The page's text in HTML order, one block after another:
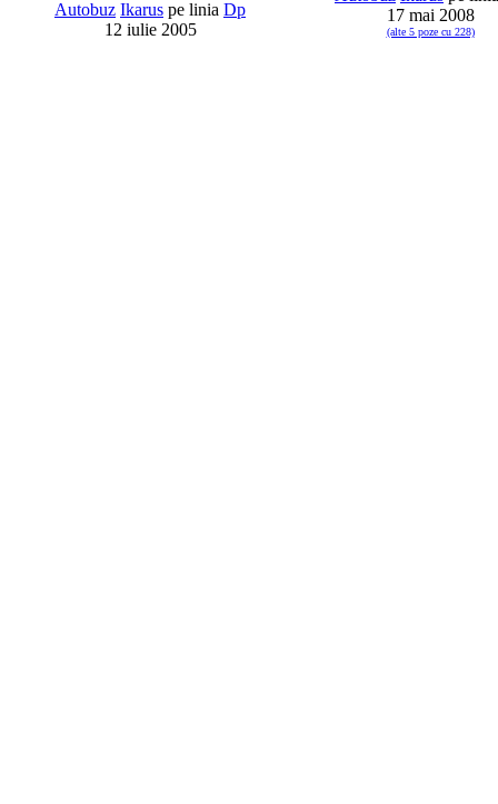
Autobuz Ikarus pe linia Dp
12 iulie 2005
17 mai 2008
(alte 5 poze cu 228)